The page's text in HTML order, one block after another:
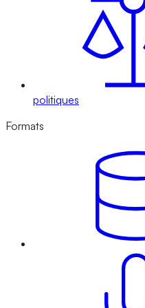
politiques
Formats